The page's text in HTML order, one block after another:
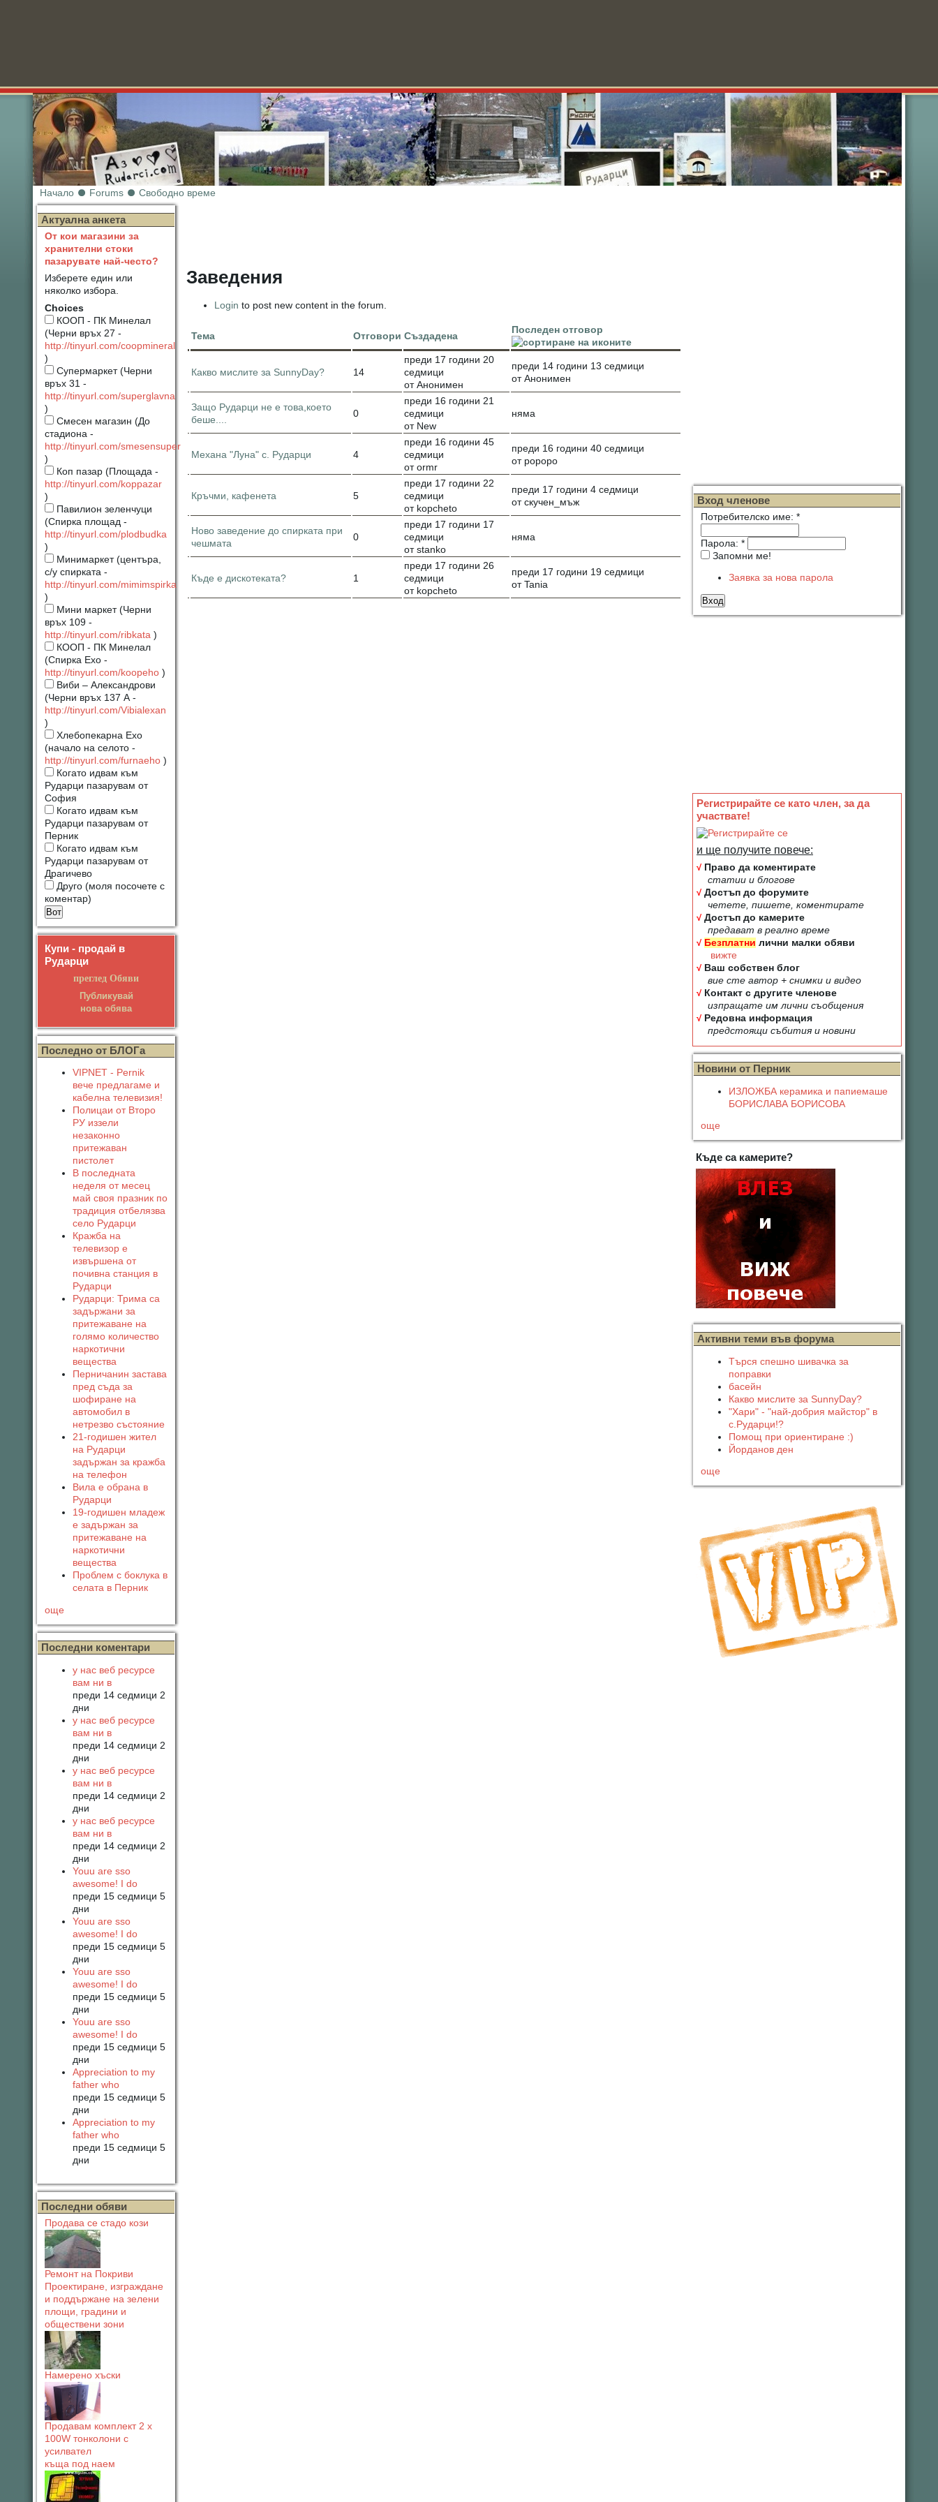
Начало Forums Свободно време
Актуална анкета
От кои магазини за
хранителни стоки
пазарувате най-често?
Изберете един или
няколко избора.
Choices
КООП - ПК Минелал
(Черни връх 27 -
http://tinyurl.com/coopmineral
)
Супермаркет (Черни
връх 31 -
http://tinyurl.com/superglavna
)
Смесен магазин (До
стадиона -
http://tinyurl.com/smesensuper
)
Коп пазар (Площада -
http://tinyurl.com/koppazar
)
Павилион зеленчуци
(Спирка площад -
http://tinyurl.com/plodbudka
)
Минимаркет (центъра,
с/у спирката -
http://tinyurl.com/mimimspirka
)
Мини маркет (Черни
връх 109 -
http://tinyurl.com/ribkata )
КООП - ПК Минелал
(Спирка Ехо -
http://tinyurl.com/koopeho )
Виби – Александрови
(Черни връх 137 А -
http://tinyurl.com/Vibialexan
)
Хлебопекарна Ехо
(начало на селото -
http://tinyurl.com/furnaeho )
Когато идвам към
Рударци пазарувам от
София
Когато идвам към
Рударци пазарувам от
Перник
Когато идвам към
Рударци пазарувам от
Драгичево
Друго (моля посочете с
коментар)
Купи - продай в
Рударци
преглед Обяви
Публикувай
нова обява
Последно от БЛОГа
VIPNET - Pernik
вече предлагаме и
кабелна телевизия!
Полицаи от Второ
РУ иззели
незаконно
притежаван
пистолет
В последната
неделя от месец
май своя празник по
традиция отбелязва
село Рударци
Кражба на
телевизор е
извършена от
почивна станция в
Рударци
Рударци: Трима са
задържани за
притежаване на
голямо количество
наркотични
вещества
Перничанин застава
пред съда за
шофиране на
автомобил в
нетрезво състояние
21-годишен жител
на Рударци
задържан за кражба
на телефон
Вила е обрана в
Рударци
19-годишен младеж
е задържан за
притежаване на
наркотични
вещества
Проблем с боклука в
селата в Перник
още
Последни коментари
у нас веб ресурсе
вам ни в
преди 14 седмици 2
дни
у нас веб ресурсе
вам ни в
преди 14 седмици 2
дни
у нас веб ресурсе
вам ни в
преди 14 седмици 2
дни
у нас веб ресурсе
вам ни в
преди 14 седмици 2
дни
Youu are sso
awesome! I do
преди 15 седмици 5
дни
Youu are sso
awesome! I do
преди 15 седмици 5
дни
Youu are sso
awesome! I do
преди 15 седмици 5
дни
Youu are sso
awesome! I do
преди 15 седмици 5
дни
Appreciation to my
father who
преди 15 седмици 5
дни
Appreciation to my
father who
преди 15 седмици 5
дни
Последни обяви
Продава се стадо кози
Ремонт на Покриви
Проектиране, изграждане
и поддържане на зелени
площи, градини и
обществени зони
Намерено хъски
Продавам комплект 2 х
100W тонколони с
усилвател
къща под наем
Вход членове
Потребителско име: *
Парола: *
Запомни ме!
Заявка за нова парола
Регистрирайте се като член, за да
участвате!
и ще получите повече:
√ Право да коментирате
статии и блогове
√ Достъп до форумите
четете, пишете, коментирате
√ Достъп до камерите
предават в реално време
√ Безплатни лични малки обяви
вижте
√ Ваш собствен блог
вие сте автор + снимки и видео
√ Контакт с другите членове
изпращате им лични съобщения
√ Редовна информация
предстоящи събития и новини
Новини от Перник
ИЗЛОЖБА керамика и папиемаше
БОРИСЛАВА БОРИСОВА
още
Къде са камерите?
Активни теми във форума
Търся спешно шивачка за
поправки
басейн
Какво мислите за SunnyDay?
"Хари" - "най-добрия майстор" в
с.Рударци!?
Помощ при ориентиране :)
Йорданов ден
още
Заведения
Login to post new content in the forum.
Тема Отговори Създадена
Последен отговор
Какво мислите за SunnyDay? 14
преди 17 години 20
седмици
от Анонимен
преди 14 години 13 седмици
от Анонимен
Защо Рударци не е това,което
беше....
0
преди 16 години 21
седмици
от New
няма
Механа "Луна" с. Рударци 4
преди 16 години 45
седмици
от ormr
преди 16 години 40 седмици
от popopo
Кръчми, кафенета 5
преди 17 години 22
седмици
от kopcheto
преди 17 години 4 седмици
от скучен_мъж
Ново заведение до спирката при
чешмата
0
преди 17 години 17
седмици
от stanko
няма
Къде е дискотеката? 1
преди 17 години 26
седмици
от kopcheto
преди 17 години 19 седмици
от Tania